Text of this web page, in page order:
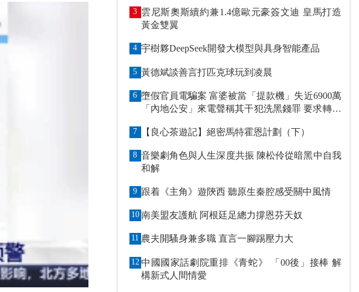
3 雲尼斯奧斯續約兼1.4億歐元豪簽文迪 皇馬打造
黃金雙翼
4 宇樹夥DeepSeek開發大模型與具身智能產品
5 黃德斌談善言打匹克球玩到凌晨
6 墮假官員電騙案 富婆被當「提款機」失近6900萬
「內地公安」來電聲稱其干犯洗黑錢罪 要求轉賬
7 【良心茶遊記】絕密馬特霍恩計劃（下）
8 音樂劇角色與人生深度共振 陳松伶從暗黑中自我
和解
9 跟着《主角》遊陝西 聽原生秦腔感受關中風情
10 南美盟友護航 阿根廷足總力撐恩芬天奴
11 農夫開騷身兼多職 直言一腳踢壓力大
12 中國國家話劇院重排《青蛇》 「00後」接棒 解
構新式人間情愛